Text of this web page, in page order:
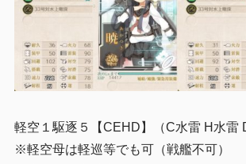
軽空１駆逐５【CEHD】（C水雷 H水雷
※軽空母は軽巡等でも可（戦艦不可）